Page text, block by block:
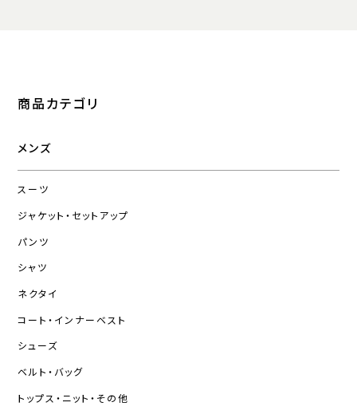
商品カテゴリ
メンズ
スーツ
ジャケット・セットアップ
パンツ
シャツ
ネクタイ
コート・インナーベスト
シューズ
ベルト・バッグ
トップス・ニット・その他